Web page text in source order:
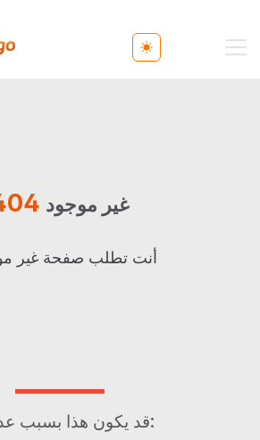
Toggle theme
غير موجود
أنت تطلب صفحة غير
قد يكون هذا بسبب عدة أسباب: